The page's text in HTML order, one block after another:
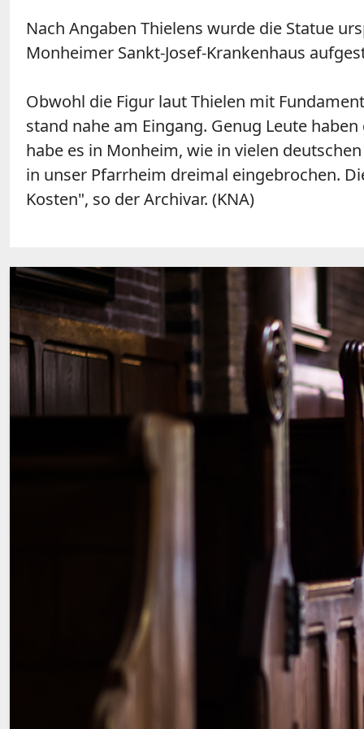
Nach Angaben Thielens wurde die Statue
Monheimer Sankt-Josef-Krankenhaus
Obwohl die Figur laut Thielen mit
stand nahe am Eingang. Genug Leute
habe es in Monheim, wie in vielen
in unser Pfarrheim dreimal eingebrochen.
Kosten", so der Archivar. (KNA)